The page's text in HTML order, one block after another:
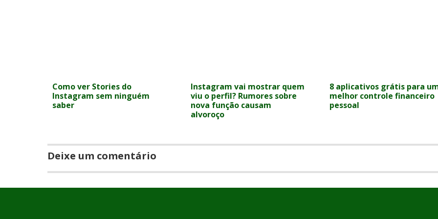
Como ver Stories do
Instagram sem ninguém
saber
Instagram vai mostrar quem
viu o perfil? Rumores sobre
nova função causam
alvoroço
8 aplicativos grátis para
melhor controle financeiro
pessoal
Deixe um comentário